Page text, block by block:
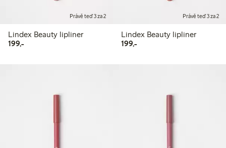
Právě teď 3 za 2
Lindex Beauty lipliner
199,-199,00 Kč
Právě teď 3 za 2
Lindex Beauty lipliner
199,-199,00 Kč